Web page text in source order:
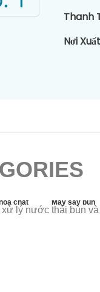
Thanh
Nơi
chất Máy sấy bùn